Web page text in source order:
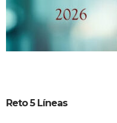
Reto 5 Líneas